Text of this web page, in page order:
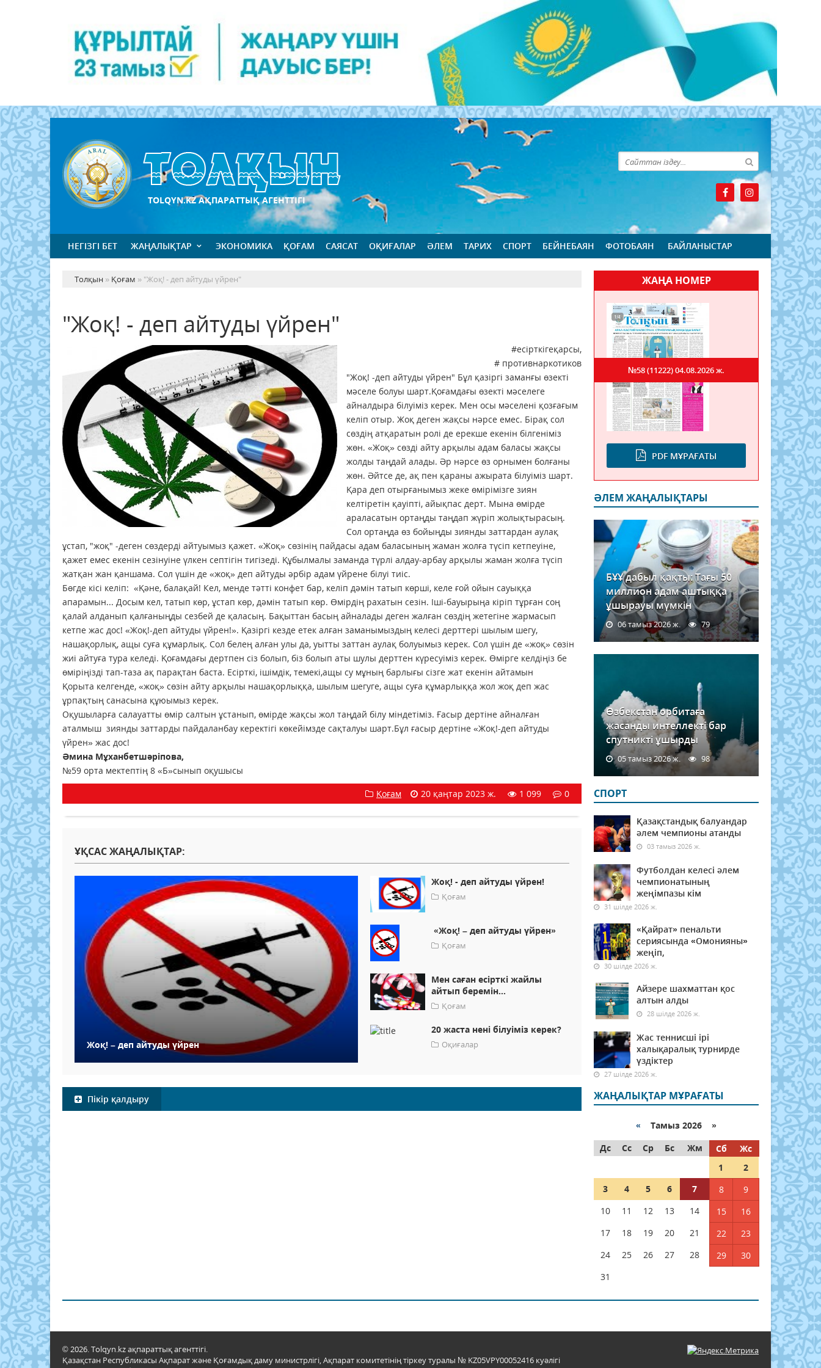
TOLQYN.KZ АҚПАРАТТЫҚ АГЕНТТІГІ
НЕГІЗГІ БЕТ ЖАҢАЛЫҚТАР ЭКОНОМИКА ҚОҒАМ САЯСАТ ОҚИҒАЛАР ӘЛЕМ ТАРИХ СПОРТ БЕЙНЕБАЯН ФОТОБАЯН БАЙЛАНЫСТАР
Толқын » Қоғам » "Жоқ! - деп айтуды үйрен"
"Жоқ! - деп айтуды үйрен"
#есірткігеқарсы,
# противнаркотиков
"Жоқ! -деп айтуды үйрен" Бұл қазіргі заманғы өзекті
мәселе болуы шарт.Қоғамдағы өзекті мәселеге
айналдыра білуіміз керек. Мен осы мәселені қозғағым
келіп отыр. Жоқ деген жақсы нәрсе емес. Бірақ сол
сөздің атқаратын ролі де ерекше екенін білгеніміз
жөн. «Жоқ» сөзді айту арқылы адам баласы жақсы
жолды таңдай алады. Әр нәрсе өз орнымен болғаны
жөн. Әйтсе де, ақ пен қараны ажырата білуіміз шарт.
Қара деп отырғанымыз жеке өмірімізге зиян
келтіретін қауіпті, айықпас дерт. Мына өмірде
араласатын ортаңды таңдап жүріп жолықтырасың.
Сол ортаңда өз бойыңды зиянды заттардан аулақ
ұстап, "жоқ" -деген сөздерді айтуымыз қажет. «Жоқ» сөзінің пайдасы адам баласының жаман жолға түсіп кетпеуіне,
қажет емес екенін сезінуіне үлкен септігін тигізеді. Құбылмалы заманда түрлі алдау-арбау арқылы жаман жолға түсіп
жатқан жан қаншама. Сол үшін де «жоқ» деп айтуды әрбір адам үйрене білуі тиіс.
Бөгде кісі келіп: «Қәне, балақай! Кел, менде тәтті конфет бар, келіп дәмін татып көрші, келе ғой ойын сауыққа
апарамын... Досым кел, татып көр, ұстап көр, дәмін татып көр. Өмірдің рахатын сезін. Іші-бауырыңа кіріп тұрған соң
қалай алданып қалғаныңды сезбей де қаласың. Бақыттан басың айналады деген жалған сөздің жетегіне жармасып
кетпе жас дос! «Жоқ!-деп айтуды үйрен!». Қазіргі кезде етек алған заманымыздың келесі дерттері шылым шегу,
нашақорлық, ащы суға құмарлық. Сол белең алған улы да, уытты заттан аулақ болуымыз керек. Сол үшін де «жоқ» сөзін
жиі айтуға тура келеді. Қоғамдағы дертпен сіз болып, біз болып аты шулы дерттен күресуіміз керек. Өмірге келдіңіз бе
өміріңізді тап-таза ақ парақтан баста. Есірткі, ішімдік, темекі,ащы су мұның барлығы сізге жат екенін айтамын
Қорыта келгенде, «жоқ» сөзін айту арқылы нашақорлыққа, шылым шегуге, ащы суға құмарлыққа жол жоқ деп жас
ұрпақтың санасына құюымыз керек.
Оқушыларға салауатты өмір салтын ұстанып, өмірде жақсы жол таңдай білу міндетіміз. Ғасыр дертіне айналған
аталмыш зиянды заттарды пайдаланбау керектігі көкейімзде сақталуы шарт.Бұл ғасыр дертіне «Жоқ!-деп айтуды
үйрен» жас дос!
Әмина Мұханбетшәріпова,
№59 орта мектептің 8 «Б»сынып оқушысы
Қоғам
20 қаңтар 2023 ж. 1 099 0
ҰҚСАС ЖАҢАЛЫҚТАР:
Жоқ! – деп айтуды үйрен
Жоқ! - деп айтуды үйрен!
Қоғам
«Жоқ! – деп айтуды үйрен»
Қоғам
Мен саған есірткі жайлы
айтып беремін...
Қоғам
​20 жаста нені білуіміз керек?
Оқиғалар
Пікір қалдыру
ЖАҢА НОМЕР
PDF МҰРАҒАТЫ
№58 (11222)04.08.2026 ж.
ӘЛЕМ ЖАҢАЛЫҚТАРЫ
БҰҰ дабыл қақты: Тағы 50
миллион адам аштыққа
ұшырауы мүмкін
06 тамыз 2026 ж. 79
Өзбекстан орбитаға
жасанды интеллекті бар
спутникті ұшырды
05 тамыз 2026 ж. 98
СПОРТ
Қазақстандық балуандар
әлем чемпионы атанды
03 тамыз 2026 ж.
Футболдан келесі әлем
чемпионатының
жеңімпазы кім
31 шілде 2026 ж.
«Қайрат» пенальти
сериясында «Омонияны»
жеңіп,
30 шілде 2026 ж.
Айзере шахматтан қос
алтын алды
28 шілде 2026 ж.
Жас теннисші ірі
халықаралық турнирде
үздіктер
27 шілде 2026 ж.
ЖАҢАЛЫҚТАР МҰРАҒАТЫ
« Тамыз 2026 »
Дс
Сс Ср Бс Жм Сб
Жс
1
2
3
4 5 6 7 8
9
10
11 12 13 14 15
16
17
18 19 20 21 22
23
24
25 26 27 28 29
30
31
© 2026. Tolqyn.kz ақпараттық агенттігі.
Қазақстан Республикасы Ақпарат және Қоғамдық даму министрлігі, Ақпарат комитетінің тіркеу туралы № KZ05VPY00052416 куәлігі